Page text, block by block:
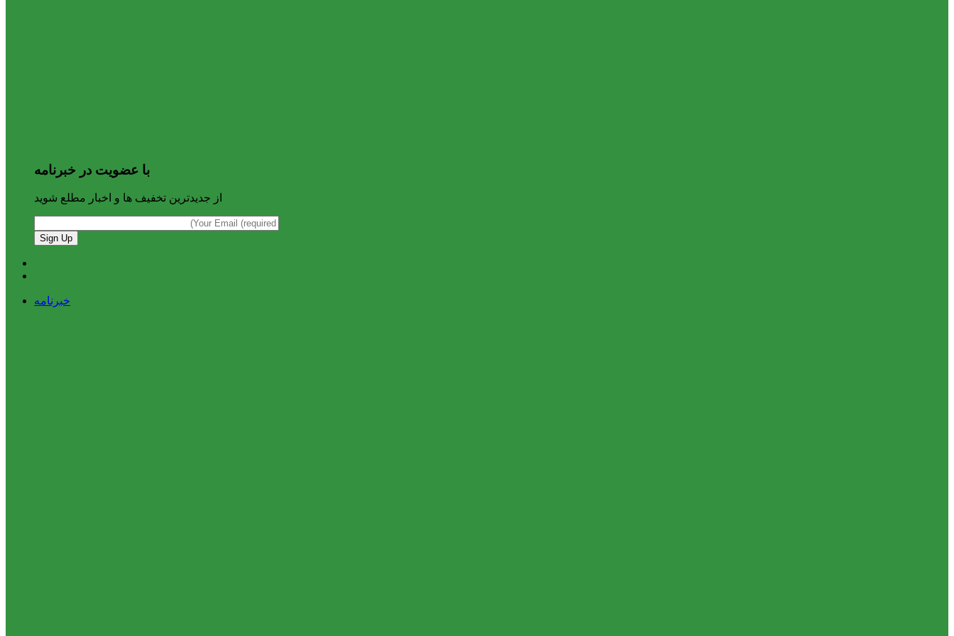
با عضویت در خبرنامه
از جدیدترین تخفیف ها و اخبار مطلع شوید
خبرنامه